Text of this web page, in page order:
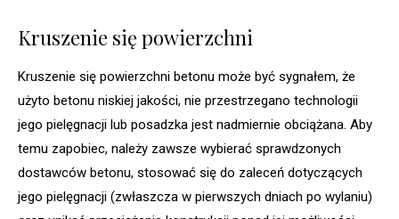
Kruszenie się powierzchni
Kruszenie się powierzchni betonu może być sygnałem, że
użyto betonu niskiej jakości, nie przestrzegano technologii
jego pielęgnacji lub posadzka jest nadmiernie obciążana. Aby
temu zapobiec, należy zawsze wybierać sprawdzonych
dostawców betonu, stosować się do zaleceń dotyczących
jego pielęgnacji (zwłaszcza w pierwszych dniach po wylaniu)